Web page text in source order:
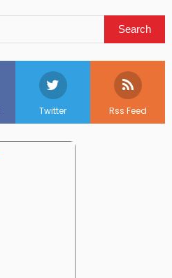
Twitter Rss Feed